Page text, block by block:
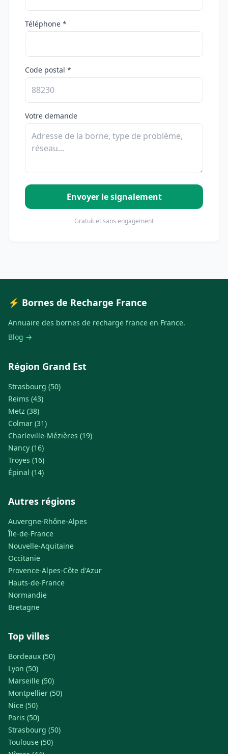
Téléphone *
Code postal *
Votre demande
Envoyer le signalement
Gratuit et sans engagement
⚡ Bornes de Recharge France
Annuaire des bornes de recharge france en France.
Blog →
Région Grand Est
Strasbourg (50)
Reims (43)
Metz (38)
Colmar (31)
Charleville-Mézières (19)
Nancy (16)
Troyes (16)
Épinal (14)
Autres régions
Auvergne-Rhône-Alpes
Île-de-France
Nouvelle-Aquitaine
Occitanie
Provence-Alpes-Côte d'Azur
Hauts-de-France
Normandie
Bretagne
Top villes
Bordeaux (50)
Lyon (50)
Marseille (50)
Montpellier (50)
Nice (50)
Paris (50)
Strasbourg (50)
Toulouse (50)